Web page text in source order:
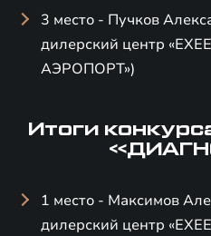
3 место - Пучков
дилерский центр
АЭРОПОРТ»)
Итоги
1 место - Максимов
дилерский центр